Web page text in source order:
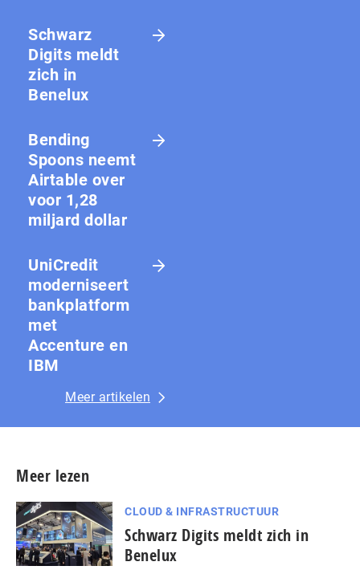
Schwarz
Digits meldt
zich in
Benelux
Bending
Spoons neemt
Airtable over
voor 1,28
miljard dollar
UniCredit
moderniseert
bankplatform
met
Accenture en
IBM
Meer artikelen
Meer lezen
CLOUD & INFRASTRUCTUUR
Schwarz Digits meldt zich in
Benelux